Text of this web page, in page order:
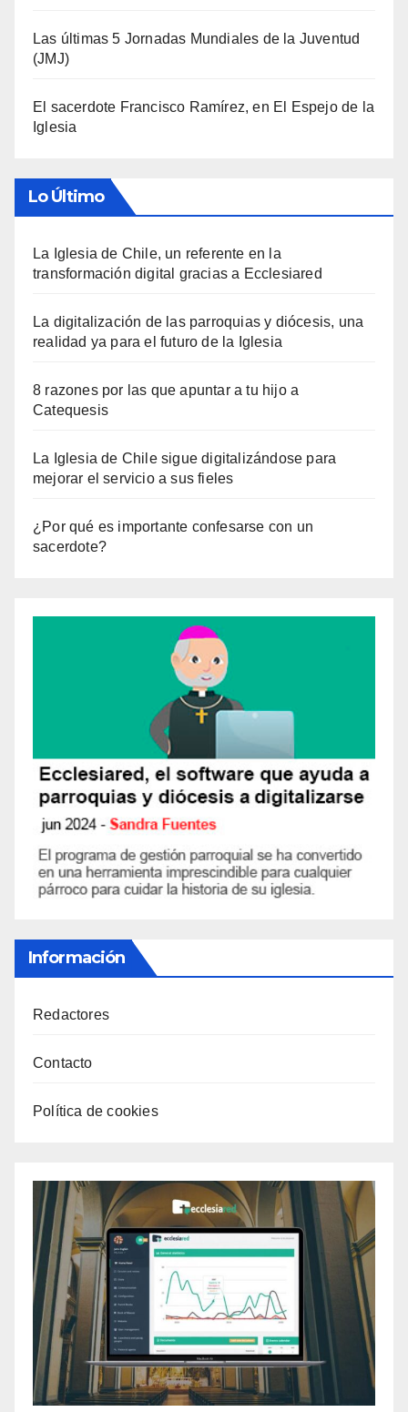
Las últimas 5 Jornadas Mundiales de la Juventud
(JMJ)
El sacerdote Francisco Ramírez, en El Espejo de la
Iglesia
Lo Último
La Iglesia de Chile, un referente en la
transformación digital gracias a Ecclesiared
La digitalización de las parroquias y diócesis, una
realidad ya para el futuro de la Iglesia
8 razones por las que apuntar a tu hijo a
Catequesis
La Iglesia de Chile sigue digitalizándose para
mejorar el servicio a sus fieles
¿Por qué es importante confesarse con un
sacerdote?
Información
Redactores
Contacto
Política de cookies